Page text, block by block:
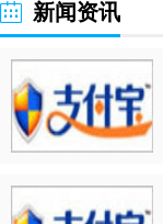
新闻资讯